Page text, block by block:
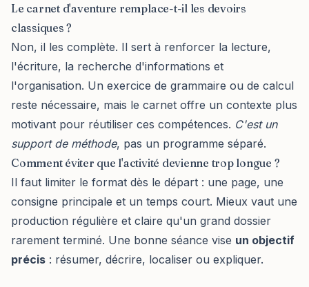
Le carnet d'aventure remplace-t-il les devoirs
classiques ?
Non, il les complète. Il sert à renforcer la lecture,
l'écriture, la recherche d'informations et
l'organisation. Un exercice de grammaire ou de calcul
reste nécessaire, mais le carnet offre un contexte plus
motivant pour réutiliser ces compétences. C'est un
support de méthode, pas un programme séparé.
Comment éviter que l'activité devienne trop longue ?
Il faut limiter le format dès le départ : une page, une
consigne principale et un temps court. Mieux vaut une
production régulière et claire qu'un grand dossier
rarement terminé. Une bonne séance vise un objectif
précis : résumer, décrire, localiser ou expliquer.